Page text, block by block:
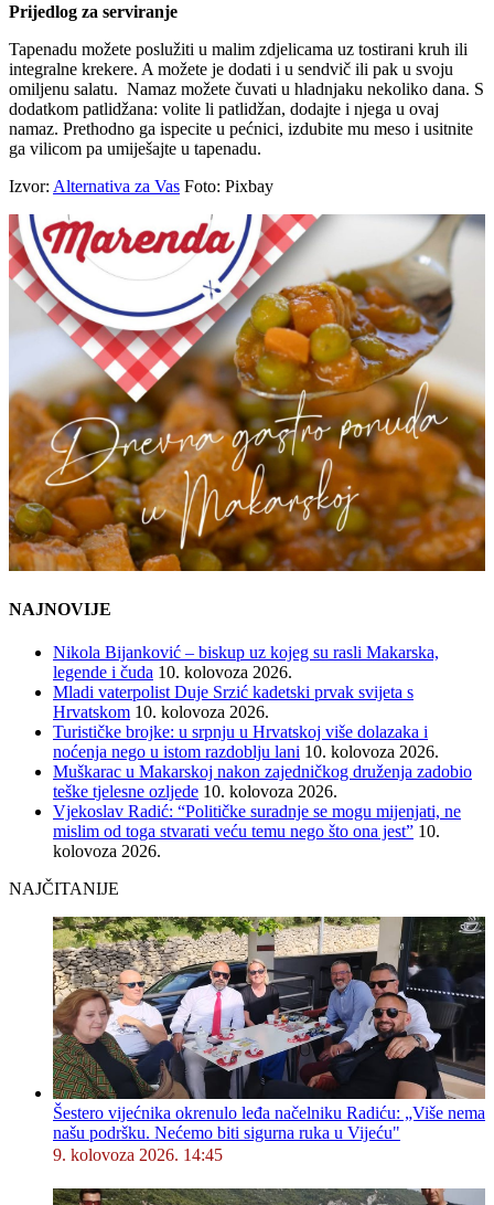
Prijedlog za serviranje
Tapenadu možete poslužiti u malim zdjelicama uz tostirani kruh ili
integralne krekere. A možete je dodati i u sendvič ili pak u svoju
omiljenu salatu. Namaz možete čuvati u hladnjaku nekoliko dana. S
dodatkom patlidžana: volite li patlidžan, dodajte i njega u ovaj
namaz. Prethodno ga ispecite u pećnici, izdubite mu meso i usitnite
ga vilicom pa umiješajte u tapenadu.
Izvor: Alternativa za Vas Foto: Pixbay
NAJNOVIJE
Nikola Bijanković – biskup uz kojeg su rasli Makarska,
legende i čuda 10. kolovoza 2026.
Mladi vaterpolist Duje Srzić kadetski prvak svijeta s
Hrvatskom 10. kolovoza 2026.
Turističke brojke: u srpnju u Hrvatskoj više dolazaka i
noćenja nego u istom razdoblju lani 10. kolovoza 2026.
Muškarac u Makarskoj nakon zajedničkog druženja zadobio
teške tjelesne ozljede 10. kolovoza 2026.
Vjekoslav Radić: “Političke suradnje se mogu mijenjati, ne
mislim od toga stvarati veću temu nego što ona jest” 10.
kolovoza 2026.
NAJČITANIJE
Šestero vijećnika okrenulo leđa načelniku Radiću: „Više nema
našu podršku. Nećemo biti sigurna ruka u Vijeću"
9. kolovoza 2026. 14:45